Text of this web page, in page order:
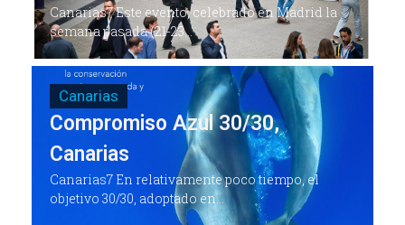
Canarias7 Este evento, celebrado en Madrid la
semana pasada (21-23...
Canarias
Compromiso Azul 30/30,
Canarias
Canarias7 En relativamente poco tiempo, el
objetivo 30/30, adoptado en...